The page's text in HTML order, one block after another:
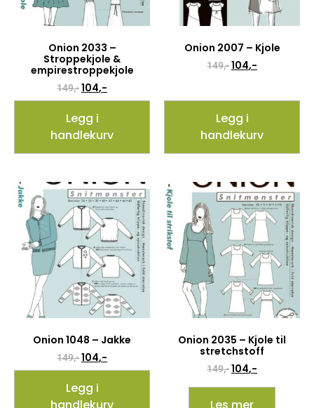
Onion 2033 –
Stroppekjole &
empirestroppekjole
149,-104,-
Legg i
handlekurv
Onion 2007 – Kjole
149,-104,-
Legg i
handlekurv
Onion 1048 – Jakke
149,-104,-
Legg i
handlekurv
Onion 2035 – Kjole til
stretchstoff
149,-104,-
Les mer